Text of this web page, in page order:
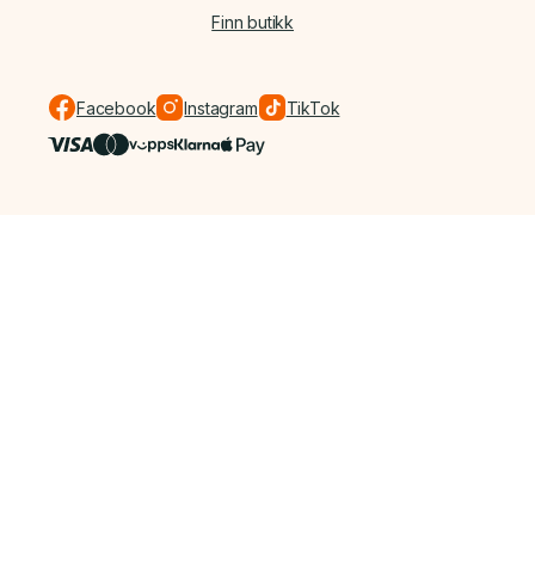
Finn butikk
Facebook Instagram TikTok